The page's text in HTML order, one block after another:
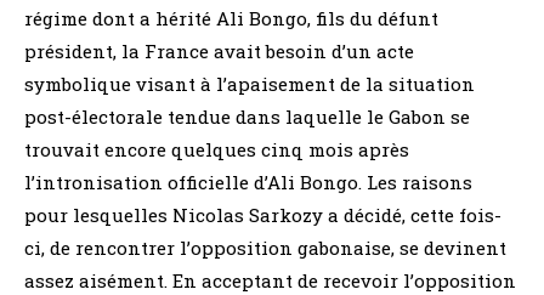
régime dont a hérité Ali Bongo, fils du défunt
président, la France avait besoin d’un acte
symbolique visant à l’apaisement de la situation
post-électorale tendue dans laquelle le Gabon se
trouvait encore quelques cinq mois après
l’intronisation officielle d’Ali Bongo. Les raisons
pour lesquelles Nicolas Sarkozy a décidé, cette fois-
ci, de rencontrer l’opposition gabonaise, se devinent
assez aisément. En acceptant de recevoir l’opposition